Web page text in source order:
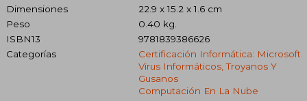
Dimensiones
22.9 x 15.2 x 1.6 cm
Peso
0.40 kg.
ISBN13
9781839386626
Categorías
Certificación Informática: Microsoft
Virus Informáticos, Troyanos Y
Gusanos
Computación En La Nube